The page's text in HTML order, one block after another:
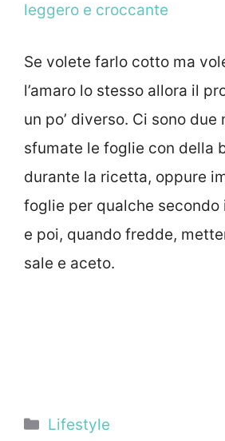
leggero e croccante
Se volete farlo cotto ma
l’amaro lo stesso allora il
un po’ diverso. Ci sono due
sfumate le foglie con della
durante la ricetta, oppure
foglie per qualche secondo
e poi, quando fredde,
sale e aceto.
Categorie
Lifestyle